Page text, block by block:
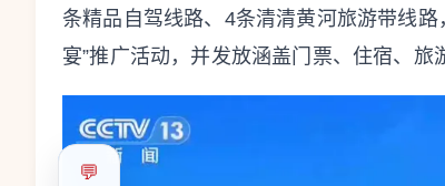
💬
条精品自驾线路、4条清清黄河旅游带线
宴”推广活动，并发放涵盖门票、住宿、旅